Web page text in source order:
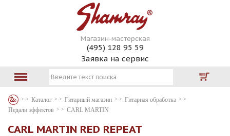
Магазин-мастерская
(495) 128 95 59
Заявка на сервис
Каталог Гитарный магазин
Гитарная обработка
Педали эффектов
CARL MARTIN
CARL MARTIN RED REPEAT